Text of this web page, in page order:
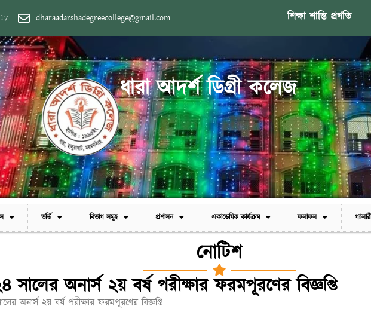
dharaadarshadegreecollege@gmail.com শিক্ষা শান্তি প্রগতি
ধারা আদর্শ ডিগ্রী কলেজ
ভর্তি বিভাগ সমুহ প্রশাসন একাডেমিক কার্যক্রম ফলাফল
নোটিশ
সালের অনার্স ২য় বর্ষ পরীক্ষার ফরমপূরণের বিজ্ঞপ্তি
অনার্স ২য় বর্ষ পরীক্ষার ফরমপূরণের বিজ্ঞপ্তি